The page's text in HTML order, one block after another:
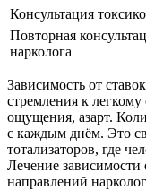
Консультация
Повторная
нарколога
Зависимость от
стремления к
ощущения, азарт.
с каждым днём. Это
тотализаторов, где
Лечение зависимости
направлений